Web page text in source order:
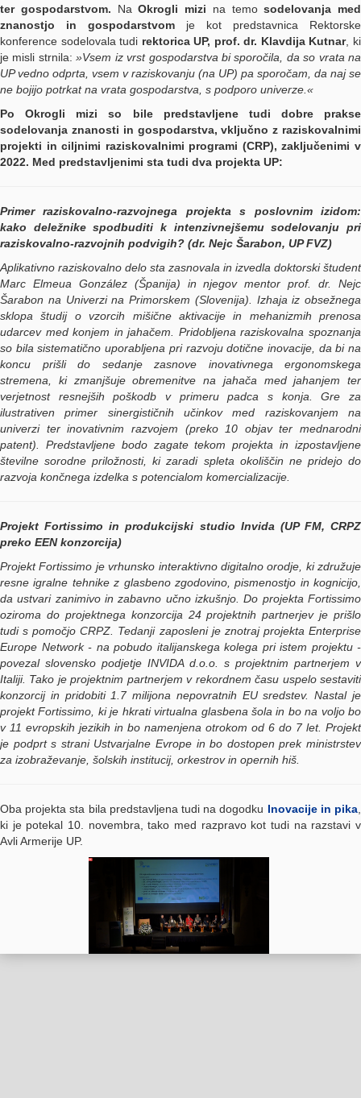
ter gospodarstvom. NaOkrogli mizi na temosodelovanja med
znanostjo in gospodarstvom je kot predstavnica Rektorske
konference sodelovala tudi rektorica UP, prof. dr. Klavdija Kutnar, ki
je misli strnila:»Vsem iz vrst gospodarstva bi sporočila, da so vrata na
UP vedno odprta, vsem v raziskovanju (na UP) pa sporočam, da naj se
ne bojijo potrkat na vrata gospodarstva, s podporo univerze.«
Po Okrogli mizi so bile predstavljene tudi dobre prakse
sodelovanja znanosti in gospodarstva, vključno z raziskovalnimi
projekti in ciljnimi raziskovalnimi programi (CRP), zaključenimi v
2022. Med predstavljenimi sta tudi dva projekta UP:
Primer raziskovalno-razvojnega projekta s poslovnim izidom:
kako deležnike spodbuditi k intenzivnejšemu sodelovanju pri
raziskovalno-razvojnih podvigih? (dr. Nejc Šarabon, UP FVZ)
Aplikativno raziskovalno delo sta zasnovala in izvedla doktorski študent
Marc Elmeua González (Španija) in njegov mentor prof. dr. Nejc
Šarabon na Univerzi na Primorskem (Slovenija). Izhaja iz obsežnega
sklopa študij o vzorcih mišične aktivacije in mehanizmih prenosa
udarcev med konjem in jahačem. Pridobljena raziskovalna spoznanja
so bila sistematično uporabljena pri razvoju dotične inovacije, da bi na
koncu prišli do sedanje zasnove inovativnega ergonomskega
stremena, ki zmanjšuje obremenitve na jahača med jahanjem ter
verjetnost resnejših poškodb v primeru padca s konja. Gre za
ilustrativen primer sinergističnih učinkov med raziskovanjem na
univerzi ter inovativnim razvojem (preko 10 objav ter mednarodni
patent). Predstavljene bodo zagate tekom projekta in izpostavljene
številne sorodne priložnosti, ki zaradi spleta okoliščin ne pridejo do
razvoja končnega izdelka s potencialom komercializacije.
Projekt Fortissimo in produkcijski studio Invida (UP FM, CRPZ
preko EEN konzorcija)
Projekt Fortissimo je vrhunsko interaktivno digitalno orodje, ki združuje
resne igralne tehnike z glasbeno zgodovino, pismenostjo in kognicijo,
da ustvari zanimivo in zabavno učno izkušnjo. Do projekta Fortissimo
oziroma do projektnega konzorcija 24 projektnih partnerjev je prišlo
tudi s pomočjo CRPZ. Tedanji zaposleni je znotraj projekta Enterprise
Europe Network - na pobudo italijanskega kolega pri istem projektu -
povezal slovensko podjetje INVIDA d.o.o. s projektnim partnerjem v
Italiji. Tako je projektnim partnerjem v rekordnem času uspelo sestaviti
konzorcij in pridobiti 1.7 milijona nepovratnih EU sredstev. Nastal je
projekt Fortissimo, ki je hkrati virtualna glasbena šola in bo na voljo bo
v 11 evropskih jezikih in bo namenjena otrokom od 6 do 7 let. Projekt
je podprt s strani Ustvarjalne Evrope in bo dostopen prek ministrstev
za izobraževanje, šolskih institucij, orkestrov in opernih hiš.
Oba projekta sta bila predstavljena tudi na dogodku Inovacije in pika
ki je potekal 10. novembra, tako med razpravo kot tudi na razstavi v
Avli Armerije UP.